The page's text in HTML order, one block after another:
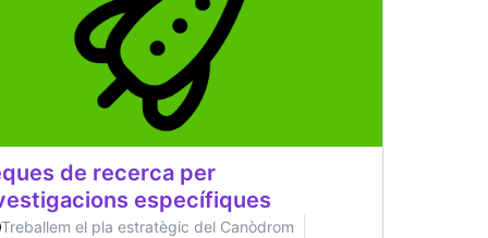
de recerca per
específiques
Treballem el pla estratègic del Canòdrom